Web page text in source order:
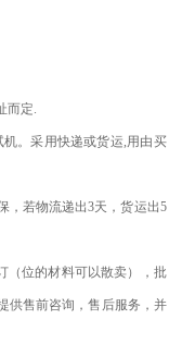
而定.
。采用快递或货运,用由买
，若物流递出3天，货运出5
（位的材料可以散卖），批
供售前咨询，售后服务，并